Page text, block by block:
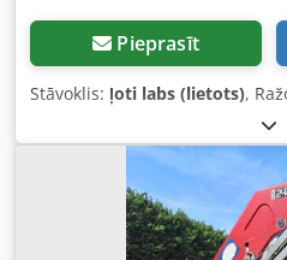
Pieprasīt
Stāvoklis: ļoti labs (lietots),